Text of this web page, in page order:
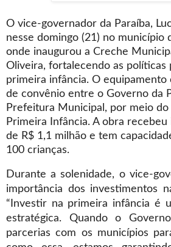
O vice-governador da Paraíba,
nesse domingo (21) no município
onde inaugurou a Creche
Oliveira, fortalecendo as políticas
primeira infância. O
de convênio entre o Governo da
Prefeitura Municipal, por meio do
Primeira Infância. A obra
de R$ 1,1 milhão e tem
100 crianças.
Durante a solenidade, o vice-
importância dos investimentos
“Investir na primeira infância é
estratégica. Quando o
parcerias com os municípios